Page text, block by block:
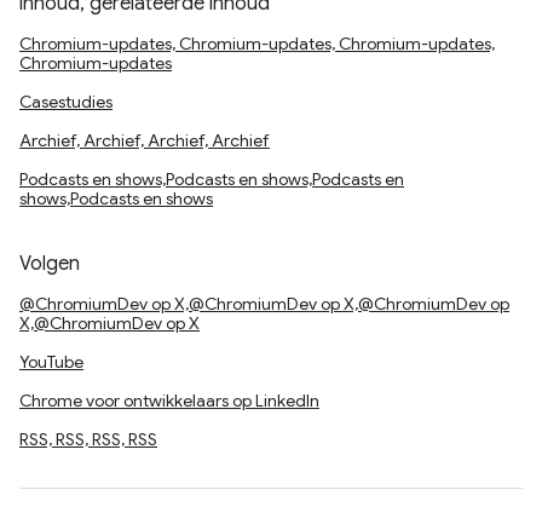
Chromium-updates, Chromium-updates, Chromium-updates,
Chromium-updates
Casestudies
Archief, Archief, Archief, Archief
Podcasts en shows,Podcasts en shows,Podcasts en
shows,Podcasts en shows
Volgen
@ChromiumDev op X,@ChromiumDev op X,@ChromiumDev op
X,@ChromiumDev op X
YouTube
Chrome voor ontwikkelaars op LinkedIn
RSS, RSS, RSS, RSS